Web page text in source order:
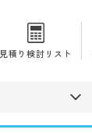
見積り検討リスト